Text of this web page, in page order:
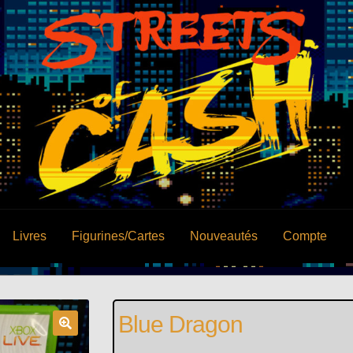
Livres Figurines/Cartes Nouveautés Compte
Blue Dragon